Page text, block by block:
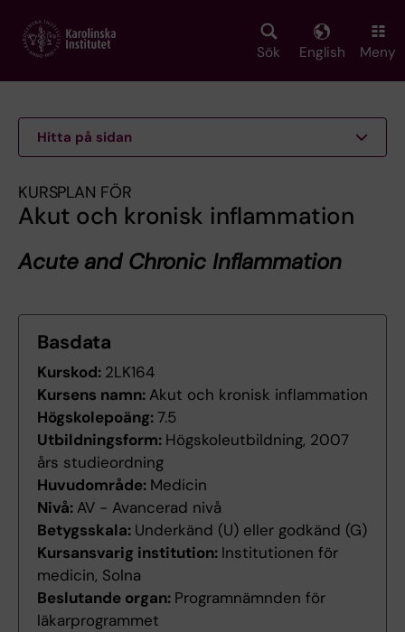
main
Sök English Meny
Hitta på sidan
KURSPLAN FÖR
Akut och kronisk inflammation
Acute and Chronic Inflammation
Basdata
Kurskod: 2LK164
Kursens namn: Akut och kronisk inflammation
Högskolepoäng:7.5
Utbildningsform: Högskoleutbildning, 2007
års studieordning
Huvudområde: Medicin
Nivå: AV - Avancerad nivå
Betygsskala: Underkänd (U) eller godkänd (G)
Kursansvarig institution: Institutionen för
medicin, Solna
Beslutande organ: Programnämnden för
läkarprogrammet